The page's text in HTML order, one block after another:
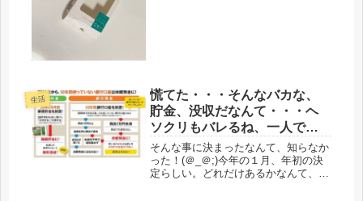
生活
慌てた・・・そんなバカな、
貯金、没収だなんて・・・ヘ
ソクリもバレるね、一人でオ
ムライスランチ
そんな事に決まったなんて、知らなか
った！(＠_＠;)今年の１月、年初の決
定らしい。どれだけあるかなんて、金